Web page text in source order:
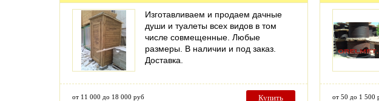
Изготавливаем и продаем дачные
души и туалеты всех видов в том
числе совмещенные. Любые
размеры. В наличии и под заказ.
Доставка.
от 11 000 до 18 000 руб Купить от 50 до 1 500